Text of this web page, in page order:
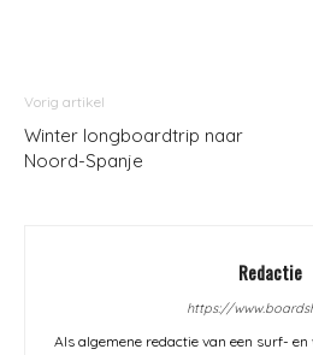
Vorig artikel
Winter longboardtrip naar
Noord-Spanje
Redactie
https://
Als algemene redactie van een surf-